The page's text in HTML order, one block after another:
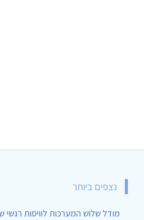
נצפים ביותר
מודל שלוש המערכות לוויסות רגשי